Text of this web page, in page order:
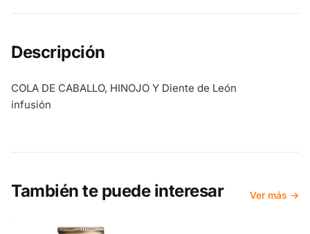
Descripción
COLA DE CABALLO, HINOJO Y Diente de León
infusión
También te puede interesar Ver más →